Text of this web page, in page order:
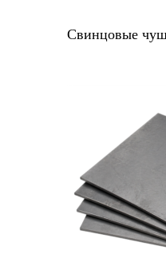
Свинцовые